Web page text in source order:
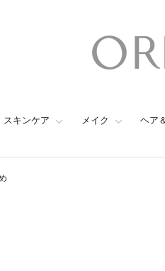
スキンケア メイク ヘア